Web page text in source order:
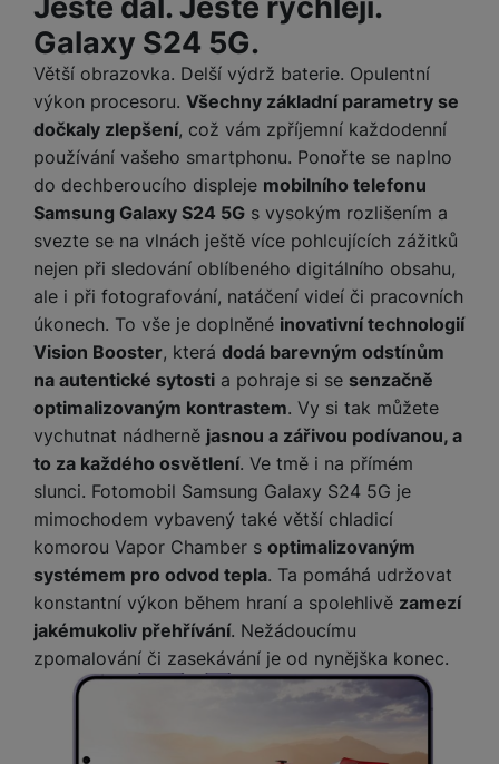
Galaxy S24 5G.
Větší obrazovka. Delší výdrž baterie. Opulentní
výkon procesoru. Všechny základní parametry se
dočkaly zlepšení, což vám zpříjemní každodenní
používání vašeho smartphonu. Ponořte se naplno
do dechberoucího displeje mobilního telefonu
Samsung Galaxy S24 5G s vysokým rozlišením a
svezte se na vlnách ještě více pohlcujících zážitků
nejen při sledování oblíbeného digitálního obsahu,
ale i při fotografování, natáčení videí či pracovních
úkonech. To vše je doplněné inovativní technologií
Vision Booster, která dodá barevným odstínům
na autentické sytosti a pohraje si se senzačně
optimalizovaným kontrastem. Vy si tak můžete
vychutnat nádherně jasnou a zářivou podívanou, a
to za každého osvětlení. Ve tmě i na přímém
slunci. Fotomobil Samsung Galaxy S24 5G je
mimochodem vybavený také větší chladicí
komorou Vapor Chamber s optimalizovaným
systémem pro odvod tepla. Ta pomáhá udržovat
konstantní výkon během hraní a spolehlivě zamezí
jakémukoliv přehřívání. Nežádoucímu
zpomalování či zasekávání je od nynějška konec.